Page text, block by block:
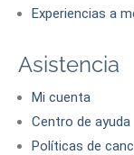
Experiencias a
Asistencia
Mi cuenta
Centro de ayuda
Políticas de